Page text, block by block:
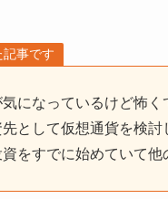
記事です
になっているけど怖く
として仮想通貨を検討
をすでに始めていて他